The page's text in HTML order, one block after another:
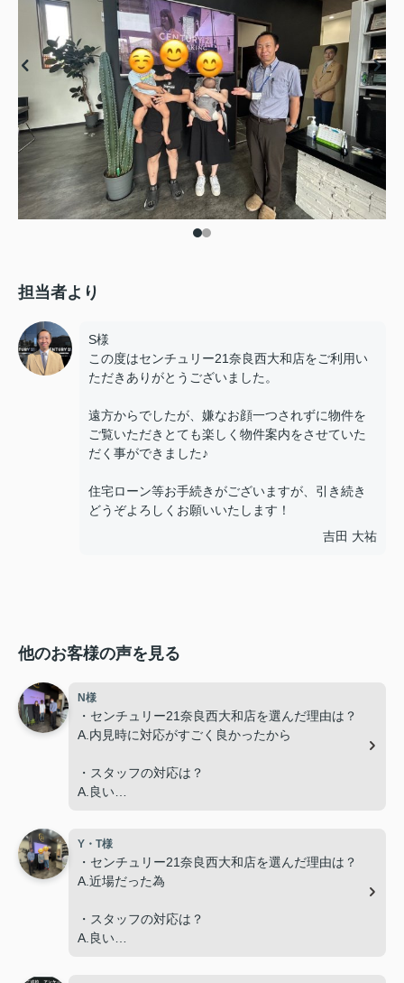
担当者より
S様
この度はセンチュリー21奈良西大和店をご利用い
ただきありがとうございました。
遠方からでしたが、嫌なお顔一つされずに物件を
ご覧いただきとても楽しく物件案内をさせていた
だく事ができました♪
住宅ローン等お手続きがございますが、引き続き
どうぞよろしくお願いいたします！
吉田 大祐
他のお客様の声を見る
N様
・センチュリー21奈良西大和店を選んだ理由は？
A.内見時に対応がすごく良かったから
・スタッフの対応は？
A.良い
A.わかりやすかった
・担当スタッフにメッセージをお願いします。
ださり有難うございました。
Y・T様
・センチュリー21奈良西大和店を選んだ理由は？
A.近場だった為
・スタッフの対応は？
A.良い